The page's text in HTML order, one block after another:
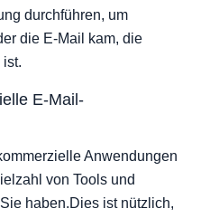
durchführen, um
die E-Mail kam, die
E-Mail-
Anwendungen
von Tools und
haben.Dies ist nützlich,